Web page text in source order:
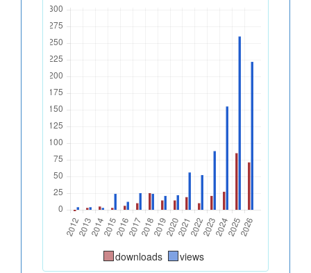
downloads views